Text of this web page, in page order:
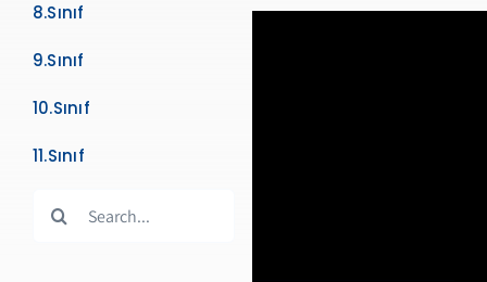
8.Sınıf
9.Sınıf
10.Sınıf
11.Sınıf